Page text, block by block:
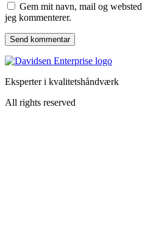
Gem mit navn, mail og
jeg kommenterer.
Eksperter i kvalitetshåndværk
All rights reserved